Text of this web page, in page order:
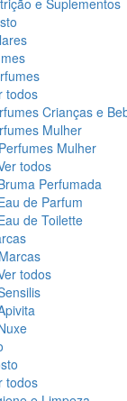
e Suplementos
todos
Crianças e
Mulher
Perfumes Mulher
todos
Perfumada
de Parfum
de Toilette
Marcas
todos
todos